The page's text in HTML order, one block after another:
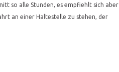
so alle Stunden, es empfiehlt sich aber
an einer Haltestelle zu stehen, der